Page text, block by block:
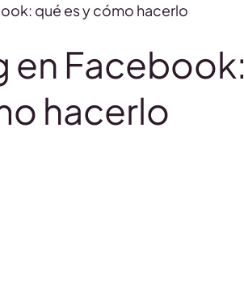
qué es y cómo hacerlo
en Facebook:
hacerlo